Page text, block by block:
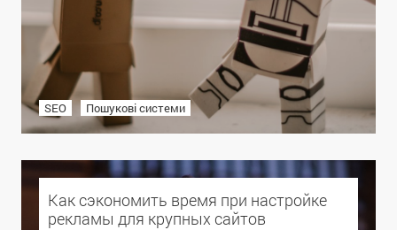
SEO Пошукові системи
Как сэкономить время при настройке
рекламы для крупных сайтов